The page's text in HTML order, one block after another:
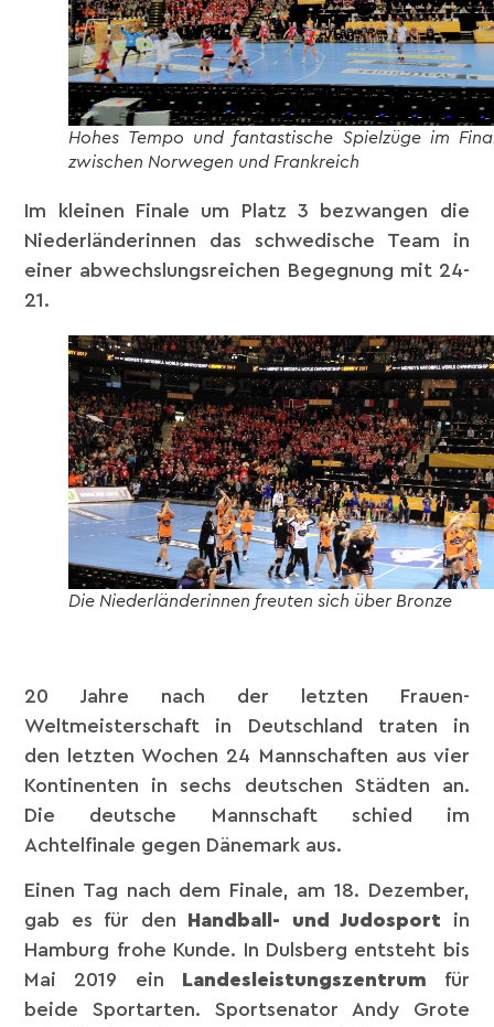
Hohes Tempo und fantastische Spielzüge im
zwischen Norwegen und Frankreich
Im kleinen Finale um Platz 3 bezwangen die
Niederländerinnen das schwedische Team in
einer abwechslungsreichen Begegnung mit 24-
21.
Die Niederländerinnen freuten sich über Bronze
20 Jahre nach der letzten Frauen-
Weltmeisterschaft in Deutschland traten in
den letzten Wochen 24 Mannschaften aus vier
Kontinenten in sechs deutschen Städten an.
Die deutsche Mannschaft schied im
Achtelfinale gegen Dänemark aus.
Einen Tag nach dem Finale, am 18. Dezember,
gab es für den Handball- und Judosport in
Hamburg frohe Kunde. In Dulsberg entsteht bis
Mai 2019 ein Landesleistungszentrum für
beide Sportarten. Sportsenator Andy Grote